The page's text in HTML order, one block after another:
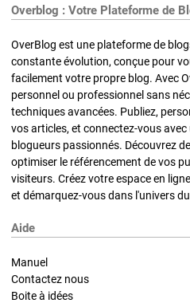
Overblog : Votre Plateforme de
OverBlog est une plateforme de
constante évolution, conçue pour
facilement votre propre blog. Avec
personnel ou professionnel sans
techniques avancées. Publiez,
vos articles, et connectez-vous
blogueurs passionnés. Découvrez
optimiser le référencement de vos
visiteurs. Créez votre espace en
et démarquez-vous dans l'univers
Aide
Manuel
Contactez nous
Boite à idées